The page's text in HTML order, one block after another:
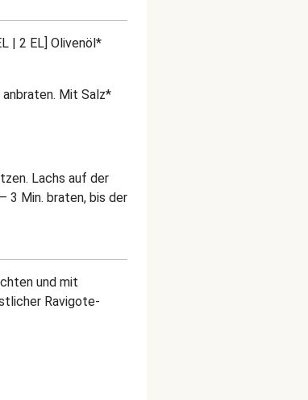
| 2 EL] Olivenöl*
Mit Salz*
Lachs auf der
3 Min. braten, bis der
und mit
Ravigote-